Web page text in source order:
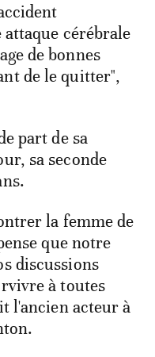
cérébrale
de bonnes
de le quitter",
part de sa
sa seconde
la femme de
que notre
discussions
à toutes
l'ancien acteur à